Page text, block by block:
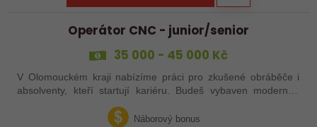
Operátor CNC - junior/senior
35 000 - 45 000 Kč
V Olomouckém kraji nabízíme práci pro zkušené obráběče i
absolventy, kteří startují kariéru. Budeš vybaven moderním
dozvědět více, neváhej…
Náborový bonus